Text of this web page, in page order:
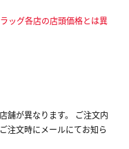
ッグ各店の店頭価格とは異
舗が異なります。 ご注文内
注文時にメールにてお知ら